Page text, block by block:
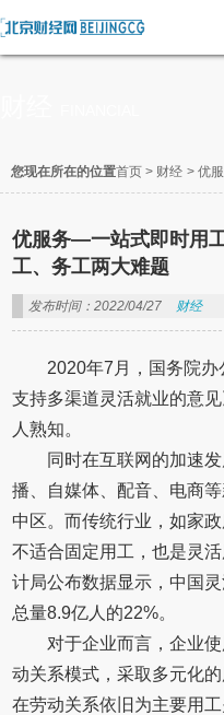
您现在所在的位置首页 > 财经 > 优
优服务—一站式即时用
工、务工两大难题
发布时间：2022/04/27 财经
2020年7月，国务院
支持多渠道灵活就业的意
人熟知。
同时在互联网的加速
播、自媒体、配音、电商
中区。而传统行业，如家
不适合固定用工，也是灵
计局公布数据显示，中国
总量8.9亿人的22%。
对于企业而言，企业
动关系模式，采取多元化
在劳动关系依旧为主要用